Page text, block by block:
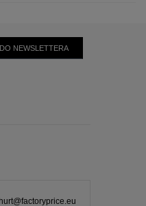
NEWSLETTERA
hurt@factoryprice.eu